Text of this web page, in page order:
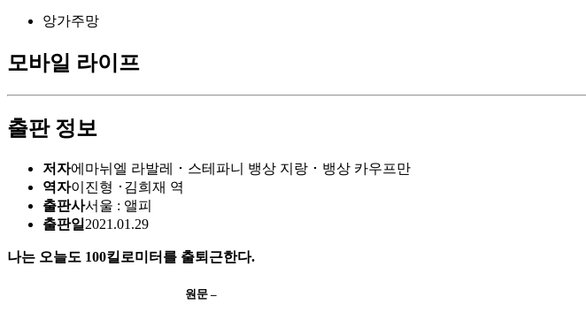
앙가주망
모바일 라이프
출판 정보
저자에마뉘엘 라발레 ･ 스테파니 뱅상 지랑 ･ 뱅상 카우프만
역자이진형 ･김희재 역
출판사서울 : 앨피
출판일 2021.01.29
나는 오늘도 100킬로미터를 출퇴근한다.
원문 –